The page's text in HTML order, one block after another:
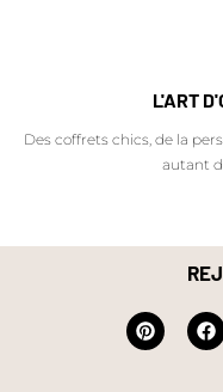
L'ART
Des coffrets chics, de la
autant